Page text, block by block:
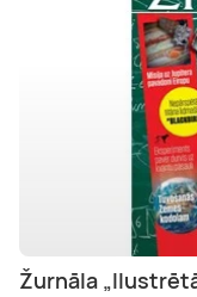
Žurnāla